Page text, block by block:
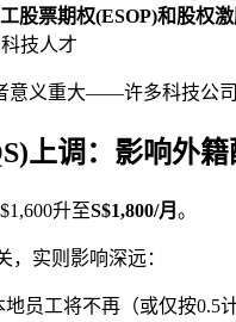
股票期权(ESOP)和股权
技人才
意义重大——许多科技公司
上调：影响外籍
升至S$1,800/月 。
，实则影响深远：
地员工将不再（或仅按0.5